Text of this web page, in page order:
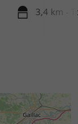
3,4 km -